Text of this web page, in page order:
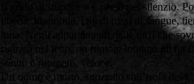
Il grido di stupore si è perso nel silenzio.
libertà, immobile, i piedi rossi di sangue,
luna. Negli appartamenti delle torri che
rigirato nel letto, un rumore lontano gli ha
sonno è ritornato, veloce.
Un uomo è morto, sgozzato sull’isola dei